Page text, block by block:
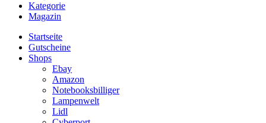
Kategorie
Magazin
Startseite
Gutscheine
Shops
Ebay
Amazon
Notebooksbilliger
Lampenwelt
Lidl